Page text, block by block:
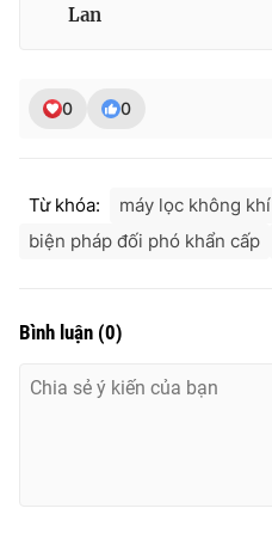
Lan
0 0
Từ khóa: máy lọc không khí
biện pháp đối phó khẩn cấp
Bình luận (0)